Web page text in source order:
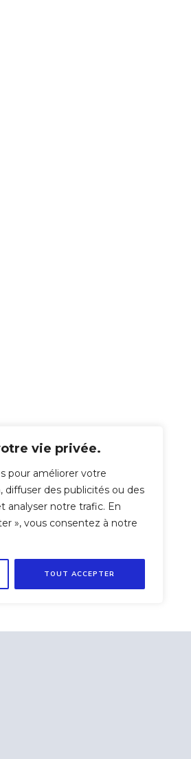
vie privée.
pour améliorer votre
diffuser des publicités ou des
analyser notre trafic. En
», vous consentez à notre
TOUT ACCEPTER